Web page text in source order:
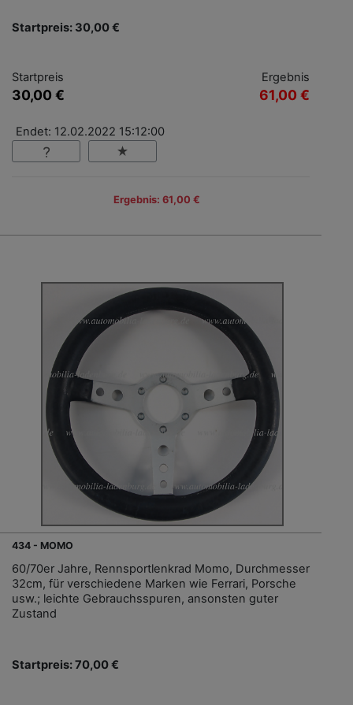
Startpreis: 30,00 €
Startpreis
30,00 €
Ergebnis
61,00 €
Endet: 12.02.2022 15:12:00
Ergebnis: 61,00 €
434 - MOMO
60/70er Jahre, Rennsportlenkrad Momo, Durchmesser
32cm, für verschiedene Marken wie Ferrari, Porsche
usw.; leichte Gebrauchsspuren, ansonsten guter
Zustand
Startpreis: 70,00 €